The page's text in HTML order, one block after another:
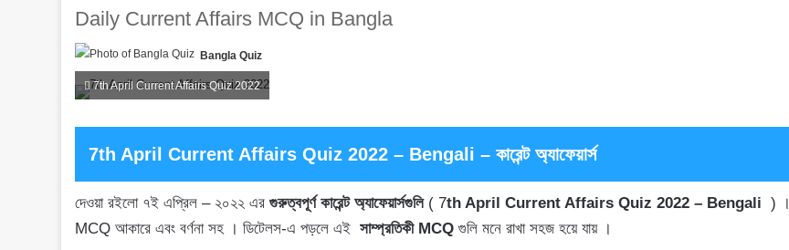
Daily Current Affairs MCQ in Bangla
Bangla Quiz
7th April Current Affairs Quiz 2022
7th April Current Affairs Quiz 2022 – Bengali – কারেন্ট অ্যাফেয়ার্স
দেওয়া রইলো ৭ই এপ্রিল – ২০২২ এরগুরুত্বপূর্ণ কারেন্ট অ্যাফেয়ার্সগুলি( 7th April Current Affairs Quiz 2022 – Bengali) ।
MCQ আকারে এবং বর্ণনা সহ । ডিটেলস-এ পড়লে এইসাম্প্রতিকী MCQ গুলি মনে রাখা সহজ হয়ে যায় ।